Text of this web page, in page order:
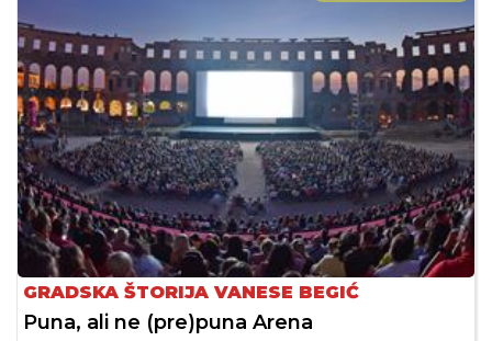
GRADSKA ŠTORIJA VANESE BEGIĆ
Puna, ali ne (pre)puna Arena